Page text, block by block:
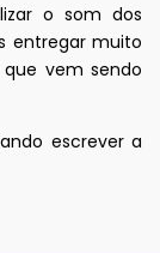
o som dos
entregar muito
vem sendo
escrever a